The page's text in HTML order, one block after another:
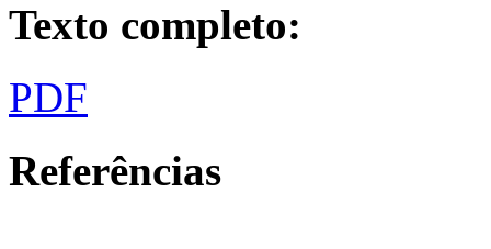
Texto completo:
PDF
Referências